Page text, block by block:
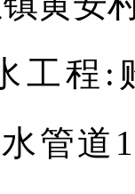
工程:
水管